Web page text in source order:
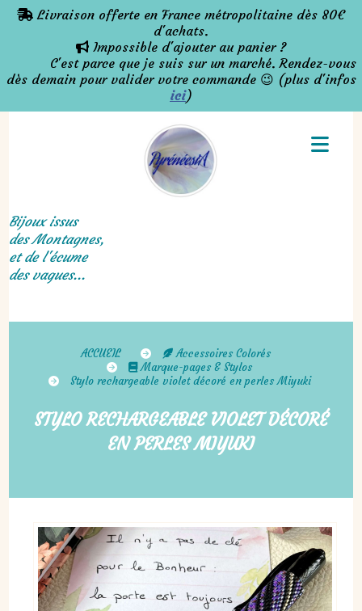
 Livraison offerte en France métropolitaine dès 80€
d'achats.
 Impossible d'ajouter au panier ?
C'est parce que je suis sur un marché. Rendez-vous
dès demain pour valider votre commande 😉 (plus d'infos
ici)
Bijoux issus
des Montagnes,
et de l'écume
des vagues...
ACCUEIL
Accessoires Colorés
Marque-pages & Stylos
Stylo rechargeable violet décoré en perles Miyuki
STYLO RECHARGEABLE VIOLET DÉCORÉ
EN PERLES MIYUKI
Panneau de gestion des cookies